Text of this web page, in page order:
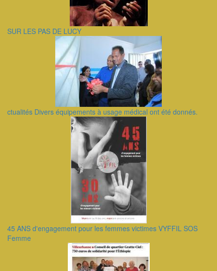
SUR LES PAS DE LUCY
ctualités Divers équipements à usage médical ont été donnés.
45 ANS d'engagement pour les femmes victimes VYFFIL SOS
Femme